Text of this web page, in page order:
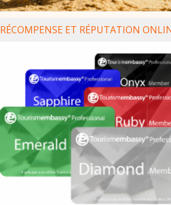
RÉCOMPENSE ET RÉPUTATION